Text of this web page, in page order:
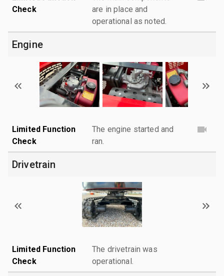
Check
are in place and
operational as noted.
Engine
Limited Function
Check
The engine started and
ran.
Drivetrain
Limited Function
Check
The drivetrain was
operational.